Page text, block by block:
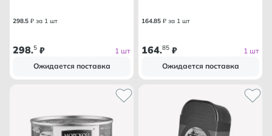
298.5 ₽ за 1 шт
298.5 ₽
1 шт
Ожидается поставка
164.85 ₽ за 1 шт
164.85 ₽
1 шт
Ожидается поставка